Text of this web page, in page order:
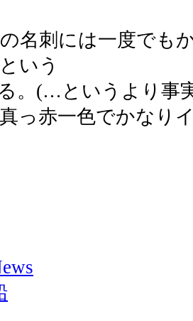
名刺には一度でも
いう
。(…というより事
っ赤一色でかなり